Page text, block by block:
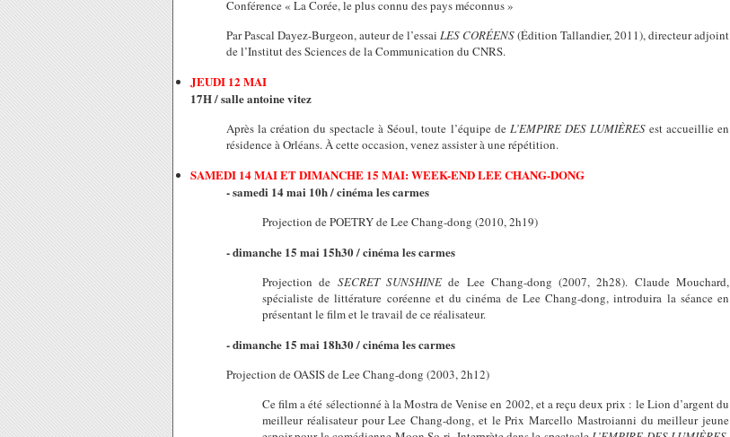
Conférence « La Corée, le plus connu des pays méconnus »
Par Pascal Dayez-Burgeon, auteur de l’essai LES CORÉENS(Édition Tallandier, 2011), directeur adjoint
de l’Institut des Sciences de la Communication du CNRS.
JEUDI 12 MAI
17H / salle antoine vitez
Après la création du spectacle à Séoul, toute l’équipe de L’EMPIRE DES LUMIÈRES est accueillie en
résidence à Orléans. À cette occasion, venez assister à une répétition.
SAMEDI 14 MAI ET DIMANCHE 15 MAI: WEEK-END LEE CHANG-DONG
- samedi 14 mai 10h /cinéma les carmes
Projection de POETRY de Lee Chang-dong (2010, 2h19)
- dimanche 15 mai 15h30 / cinéma les carmes
Projection de SECRET SUNSHINEde Lee Chang-dong (2007, 2h28). Claude Mouchard,
spécialiste de littérature coréenne et du cinéma de Lee Chang-dong, introduira la séance en
présentant le film et le travail de ce réalisateur.
- dimanche 15 mai 18h30 /cinéma les carmes
Projection de OASIS de Lee Chang-dong (2003, 2h12)
Ce film a été sélectionné à la Mostra de Venise en 2002, et a reçu deux prix : le Lion d’argent du
meilleur réalisateur pour Lee Chang-dong, et le Prix Marcello Mastroianni du meilleur jeune